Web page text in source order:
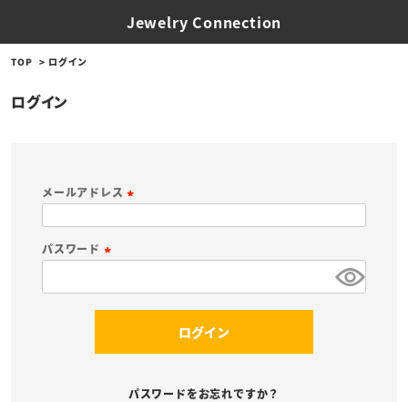
Jewelry Connection
TOP ログイン
ログイン
メールアドレス
須
パスワード
ログイン
パスワードをお忘れですか？